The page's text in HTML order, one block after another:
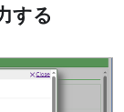
する